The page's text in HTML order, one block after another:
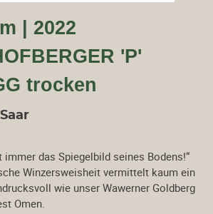
| 2022
'P'
trocken
immer das Spiegelbild seines Bodens!“
Winzersweisheit vermittelt kaum ein
wie unser Wawerner Goldberg
Omen.